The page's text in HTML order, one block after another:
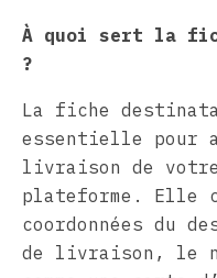
À quoi sert la
?
La fiche
essentielle pour
livraison de
plateforme. Elle
coordonnées du
de livraison, le